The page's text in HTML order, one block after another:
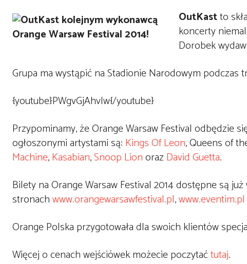
OutKastto
koncerty
Dorobek
Grupa ma wystąpić na Stadionie Narodowym podczas
{youtube}PWgvGjAhvIw{/youtube}
Przypominamy, że Orange Warsaw Festival odbędzie
ogłoszonymi artystami są: Kings Of Leon, Queens of
Machine,Kasabian,Snoop LionorazDavid Guetta.
Bilety na Orange Warsaw Festival 2014 dostępne są
stronachwww.orangewarsawfestival.pl,www.eventim.pl
Orange Polska przygotowała dla swoich klientów
Więcej o cenach wejściówek możecie poczytaćtutaj.